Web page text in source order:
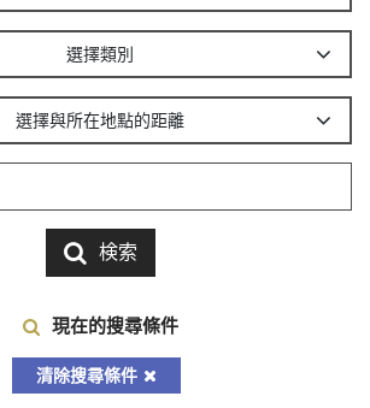
選擇類別
選擇與所在地點的距離
検索
現在的搜尋條件
清除搜尋條件